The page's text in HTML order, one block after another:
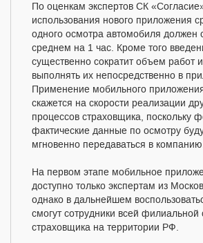
По оценкам экспертов СК
использования нового приложения
одного осмотра автомобиля должен
среднем на 1 час. Кроме того
существенно сократит объем работ
выполнять их непосредственно в
Применение мобильного
скажется на скорости реализации
процессов страховщика, поскольку
фактические данные по осмотру
мгновенно передаваться в
На первом этапе мобильное
доступно только экспертам из
однако в дальнейшем
смогут сотрудники всей филиальной
страховщика на территории РФ.